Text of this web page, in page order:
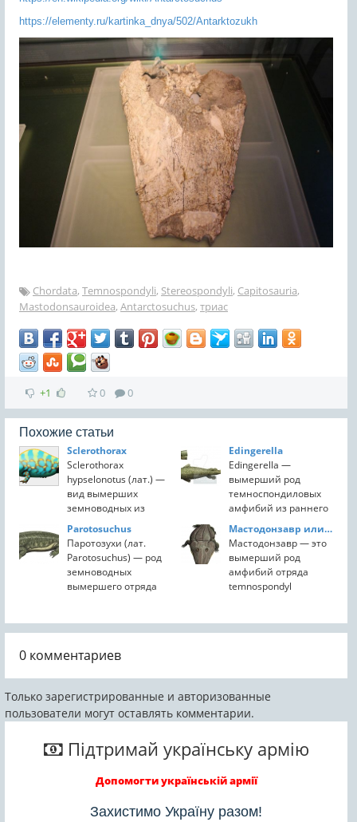
https://elementy.ru/kartinka_dnya/502/Antarktozukh
Chordata, Temnospondyli, Stereospondyli, Capitosauria,
Mastodonsauroidea, Antarctosuchus, триас
+1 0 0
Похожие статьи
Sclerothorax
Sclerothorax
hypselonotus (лат.) —
вид вымерших
земноводных из
отряда
темностондильных,
единственный в роде
Sclerothorax и
семействе
Sclerothoracidae.
вида...
Edingerella
Edingerella —
вымерший род
темноспондиловых
амфибий из раннего
триаса Мадагаскара.
Это базальный
капитозавр, тесно
связанный с
Watsonisuchus.
Parotosuchus
Паротозухи (лат.
Parotosuchus) — род
земноводных
вымершего отряда
Германии,
Мастодонзавр или Mastodonsaurus
Мастодонзавр — это
вымерший род
амфибий отряда
temnospondyl
большим...
0 комментариев
Только зарегистрированные и авторизованные
пользователи могут оставлять комментарии.
Підтримай українську армію
Допомогти українській армії
Захистимо Україну разом!